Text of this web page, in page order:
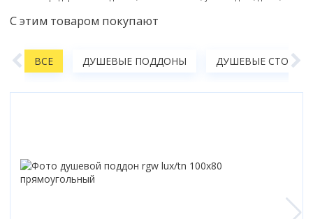
С этим товаром покупают
ВСЕ ДУШЕВЫЕ ПОДДОНЫ ДУШЕВЫЕ